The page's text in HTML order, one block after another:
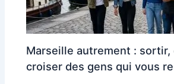
Marseille autrement : sortir,
croiser des gens qui vous